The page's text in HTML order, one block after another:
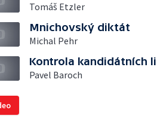
Tomáš Etzler
Mnichovský diktát
Michal Pehr
Kontrola kandidátních
Pavel Baroch